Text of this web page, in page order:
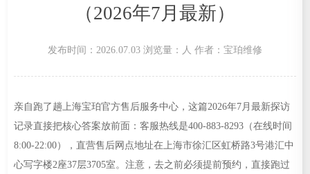
（2026年7月最新）
发布时间：2026.07.03 浏览量： 人 作者：宝珀维修
亲自跑了趟上海宝珀官方售后服务中心，这篇2026年7月最新探访
记录直接把核心答案放前面：客服热线是400-883-8293（在线时间
8:00-22:00），直营售后网点地址在上海市徐汇区虹桥路3号港汇中
心写字楼2座37层3705室。注意，去之前必须提前预约，直接跑过